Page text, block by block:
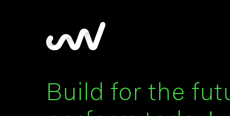
Build for the